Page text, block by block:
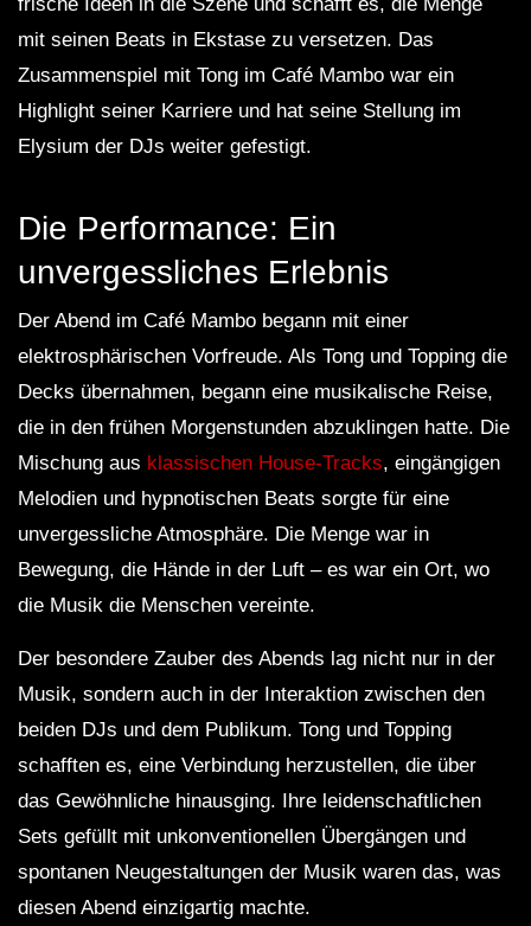
mit seinen Beats in Ekstase zu versetzen. Das
Zusammenspiel mit Tong im Café Mambo war ein
Highlight seiner Karriere und hat seine Stellung im
Elysium der DJs weiter gefestigt.
Die Performance: Ein
unvergessliches Erlebnis
Der Abend im Café Mambo begann mit einer
elektrosphärischen Vorfreude. Als Tong und Topping die
Decks übernahmen, begann eine musikalische Reise,
die in den frühen Morgenstunden abzuklingen hatte. Die
Mischung aus klassischen House-Tracks, eingängigen
Melodien und hypnotischen Beats sorgte für eine
unvergessliche Atmosphäre. Die Menge war in
Bewegung, die Hände in der Luft – es war ein Ort, wo
die Musik die Menschen vereinte.
Der besondere Zauber des Abends lag nicht nur in der
Musik, sondern auch in der Interaktion zwischen den
beiden DJs und dem Publikum. Tong und Topping
schafften es, eine Verbindung herzustellen, die über
das Gewöhnliche hinausging. Ihre leidenschaftlichen
Sets gefüllt mit unkonventionellen Übergängen und
spontanen Neugestaltungen der Musik waren das, was
diesen Abend einzigartig machte.